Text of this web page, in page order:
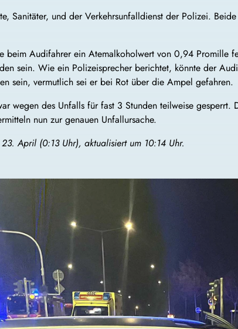
Sanitäter, und der Verkehrsunfalldienst der Polizei.
beim Audifahrer ein Atemalkoholwert von 0,94 Promille
sein. Wie ein Polizeisprecher berichtet, könnte der
sein, vermutlich sei er bei Rot über die Ampel gefahren.
wegen des Unfalls für fast 3 Stunden teilweise
nun zur genauen Unfallursache.
April (0:13 Uhr), aktualisiert um 10:14 Uhr.